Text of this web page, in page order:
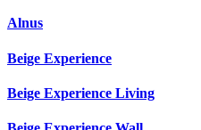
Alnus
Beige Experience
Beige Experience Living